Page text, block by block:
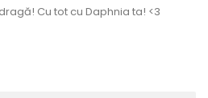
Cu tot cu Daphnia ta! <3